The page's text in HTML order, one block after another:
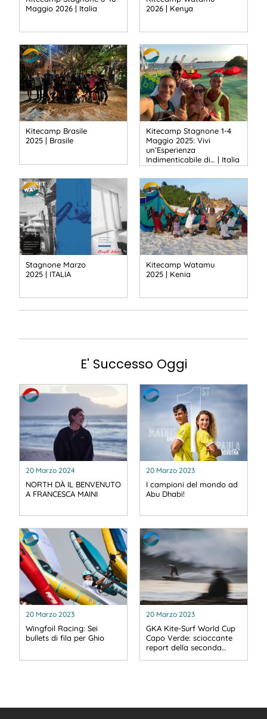
Maggio 2026 | Italia
2026 | Kenya
Kitecamp Brasile
2025 | Brasile
Kitecamp Stagnone 1-4
Maggio 2025: Vivi
un’Esperienza
Indimenticabile di… | Italia
Stagnone Marzo
2025 | ITALIA
Kitecamp Watamu
2025 | Kenia
E' Successo Oggi
20 Marzo 2024
NORTH DÀ IL BENVENUTO
A FRANCESCA MAINI
20 Marzo 2023
I campioni del mondo ad
Abu Dhabi!
20 Marzo 2023
Wingfoil Racing: Sei
bullets di fila per Ghio
20 Marzo 2023
GKA Kite-Surf World Cup
Capo Verde: scioccante
report della seconda…